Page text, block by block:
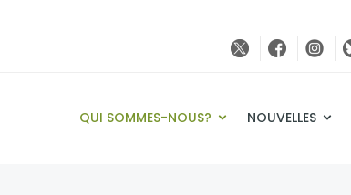
QUI SOMMES-NOUS? NOUVELLES